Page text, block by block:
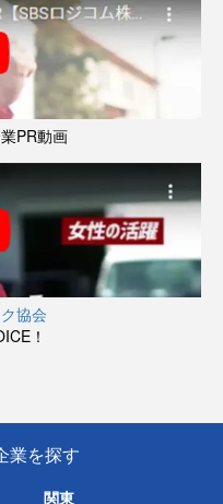
PR動画
協会
！
業を探す
関東